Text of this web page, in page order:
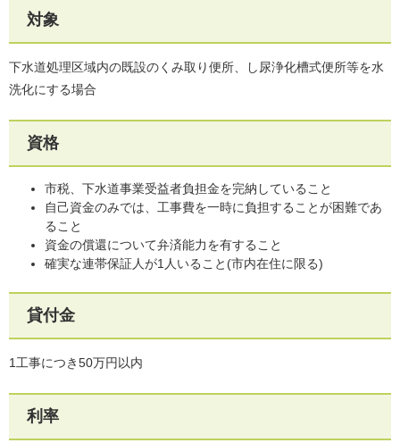
対象
下水道処理区域内の既設のくみ取り便所、し尿浄化槽式便所等を水
洗化にする場合
資格
市税、下水道事業受益者負担金を完納していること
自己資金のみでは、工事費を一時に負担することが困難であ
ること
資金の償還について弁済能力を有すること
確実な連帯保証人が1人いること(市内在住に限る)
貸付金
1工事につき50万円以内
利率